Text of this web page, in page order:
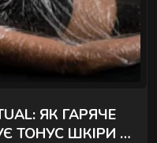
ЯК ГАРЯЧЕ
ТОНУС ШКІРИ І